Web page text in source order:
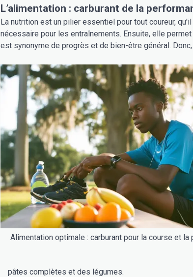
L’alimentation : carburant de la
La nutrition est un pilier essentiel pour tout coureur,
nécessaire pour les entraînements. Ensuite, elle
est synonyme de progrès et de bien-être général.
Alimentation optimale : carburant pour la course et la
pâtes complètes et des légumes.